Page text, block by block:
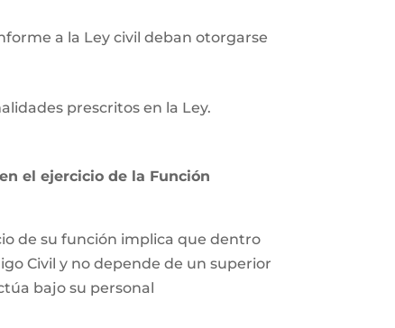
a la Ley civil deban otorgarse
prescritos en la Ley.
el ejercicio de la Función
de su función implica que dentro
Civil y no depende de un superior
bajo su personal